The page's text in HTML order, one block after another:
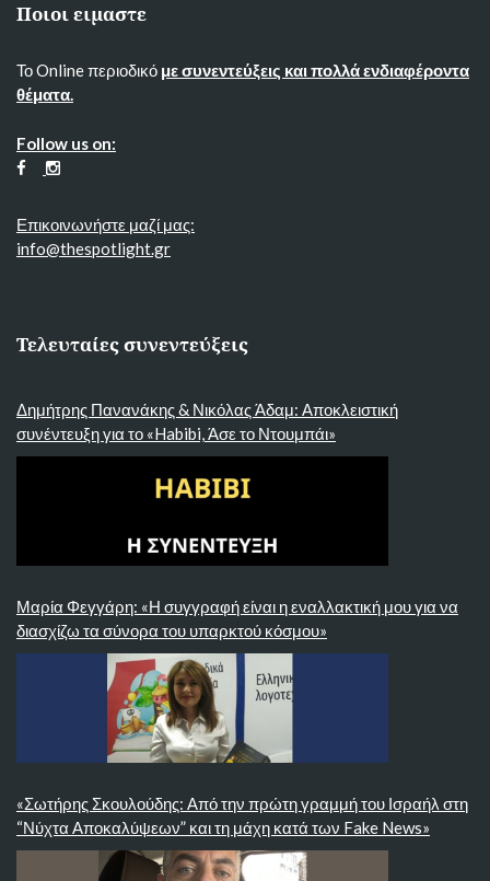
Ποιοι ειμαστε
Το Online περιοδικό με συνεντεύξεις και πολλά ενδιαφέροντα
θέματα.
Follow us on:
Επικοινωνήστε μαζί μας:
info@thespotlight.gr
Τελευταίες συνεντεύξεις
Δημήτρης Πανανάκης & Νικόλας Άδαμ: Αποκλειστική
συνέντευξη για το «Habibi, Άσε το Ντουμπάι»
Μαρία Φεγγάρη: «Η συγγραφή είναι η εναλλακτική μου για να
διασχίζω τα σύνορα του υπαρκτού κόσμου»
«Σωτήρης Σκουλούδης: Από την πρώτη γραμμή του Ισραήλ στη
“Νύχτα Αποκαλύψεων” και τη μάχη κατά των Fake News»